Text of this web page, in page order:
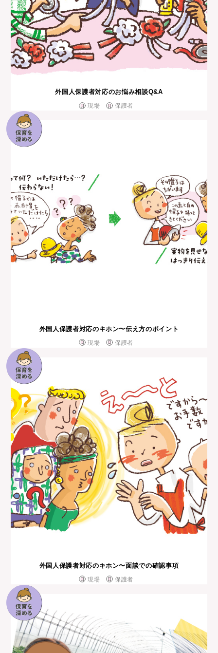
外国⼈保護者対応のお悩み相談Q&A
現場 保護者
外国⼈保護者対応のキホン〜伝え⽅のポイント
現場 保護者
外国⼈保護者対応のキホン〜⾯談での確認事項
現場 保護者